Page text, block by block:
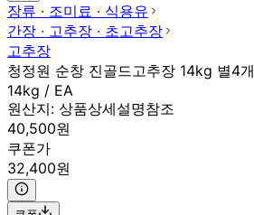
장류 ∙ 조미료 ∙ 식용유
간장 ∙ 고추장 ∙ 초고추장
고추장
청정원 순창 진골드고추장 14kg 별4개
14kg / EA
원산지: 상품상세설명참조
40,500원
쿠폰가
32,400원